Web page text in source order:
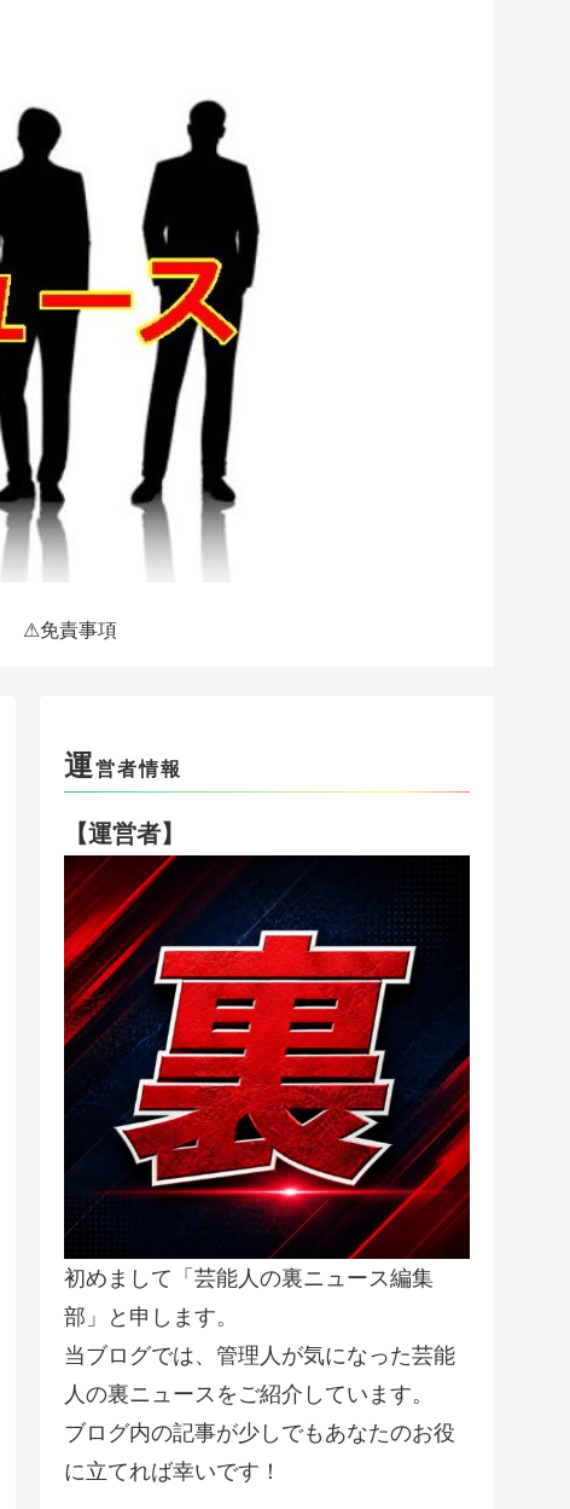
⚠免責事項
運営者情報
【運営者】
初めまして「芸能人の裏ニュース編集
部」と申します。
当ブログでは、管理人が気になった芸能
人の裏ニュースをご紹介しています。
ブログ内の記事が少しでもあなたのお役
に立てれば幸いです！